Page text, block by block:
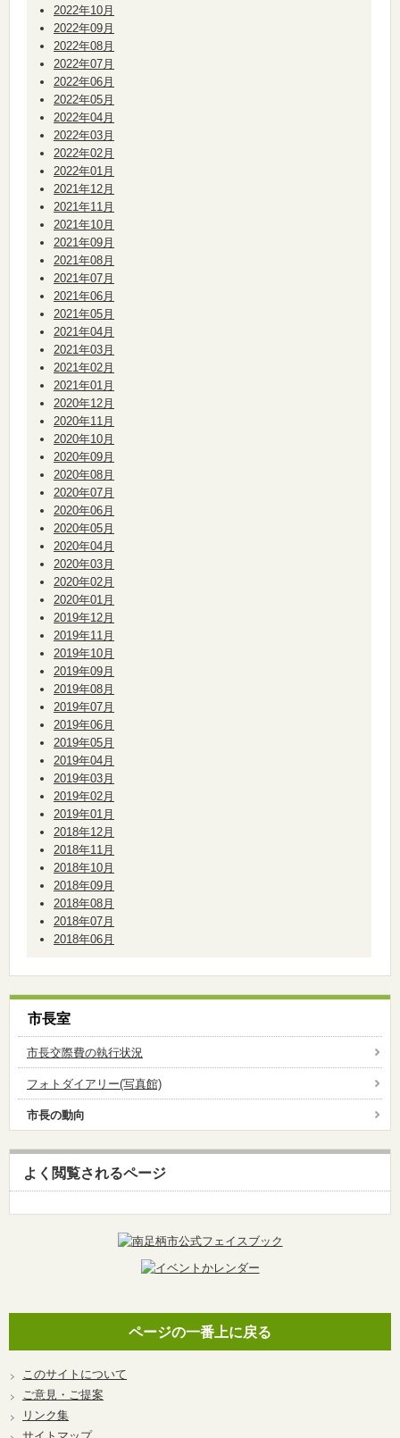
2022年10月
2022年09月
2022年08月
2022年07月
2022年06月
2022年05月
2022年04月
2022年03月
2022年02月
2022年01月
2021年12月
2021年11月
2021年10月
2021年09月
2021年08月
2021年07月
2021年06月
2021年05月
2021年04月
2021年03月
2021年02月
2021年01月
2020年12月
2020年11月
2020年10月
2020年09月
2020年08月
2020年07月
2020年06月
2020年05月
2020年04月
2020年03月
2020年02月
2020年01月
2019年12月
2019年11月
2019年10月
2019年09月
2019年08月
2019年07月
2019年06月
2019年05月
2019年04月
2019年03月
2019年02月
2019年01月
2018年12月
2018年11月
2018年10月
2018年09月
2018年08月
2018年07月
2018年06月
市長室
市長交際費の執行状況
フォトダイアリー(写真館)
市長の動向
よく閲覧されるページ
ページの一番上に戻る
このサイトについて
ご意見・ご提案
リンク集